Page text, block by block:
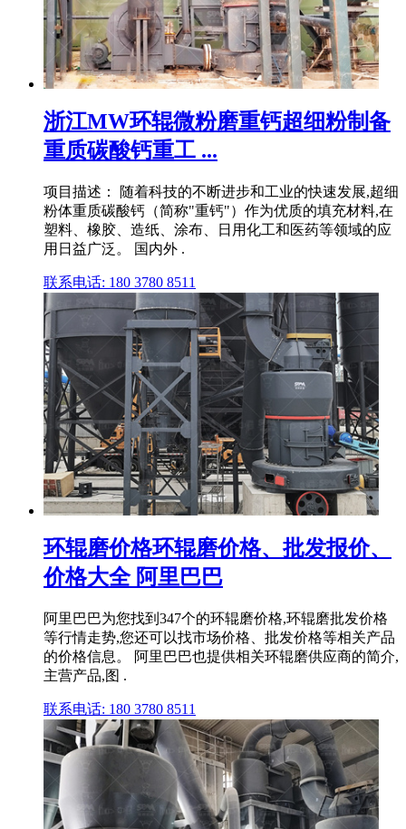
浙江MW环辊微粉磨重钙超细粉制备
重质碳酸钙重工 ...
项目描述： 随着科技的不断进步和工业的快速发展,超细
粉体重质碳酸钙（简称"重钙"）作为优质的填充材料,在
塑料、橡胶、造纸、涂布、日用化工和医药等领域的应
用日益广泛。 国内外 .
联系电话: 180 3780 8511
环辊磨价格环辊磨价格、批发报价、
价格大全 阿里巴巴
阿里巴巴为您找到347个的环辊磨价格,环辊磨批发价格
等行情走势,您还可以找市场价格、批发价格等相关产品
的价格信息。 阿里巴巴也提供相关环辊磨供应商的简介,
主营产品,图 .
联系电话: 180 3780 8511